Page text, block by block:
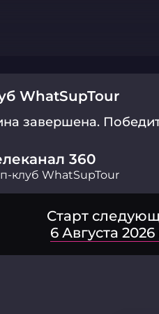
WhatSupTour
завершена.
360
клуб WhatSupTour
Старт
6 Августа